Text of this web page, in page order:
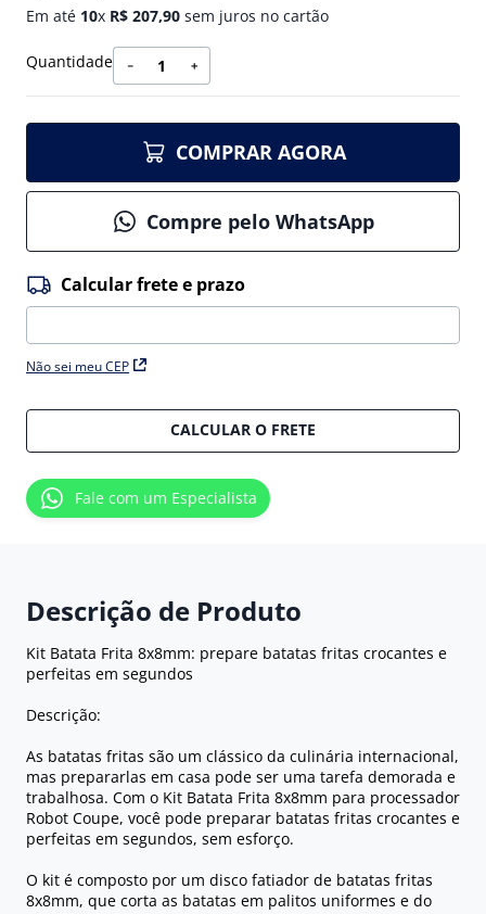
Em até 10x R$ 207,90 sem juros no cartão
Quantidade ＋
－
COMPRAR AGORA
Compre pelo WhatsApp
Não sei meu CEP
CALCULAR O FRETE
Fale com um Especialista
Descrição de Produto
Kit Batata Frita 8x8mm: prepare batatas fritas crocantes e
perfeitas em segundos
Descrição:
As batatas fritas são um clássico da culinária internacional,
mas prepararlas em casa pode ser uma tarefa demorada e
trabalhosa. Com o Kit Batata Frita 8x8mm para processador
Robot Coupe, você pode preparar batatas fritas crocantes e
perfeitas em segundos, sem esforço.
O kit é composto por um disco fatiador de batatas fritas
8x8mm, que corta as batatas em palitos uniformes e do